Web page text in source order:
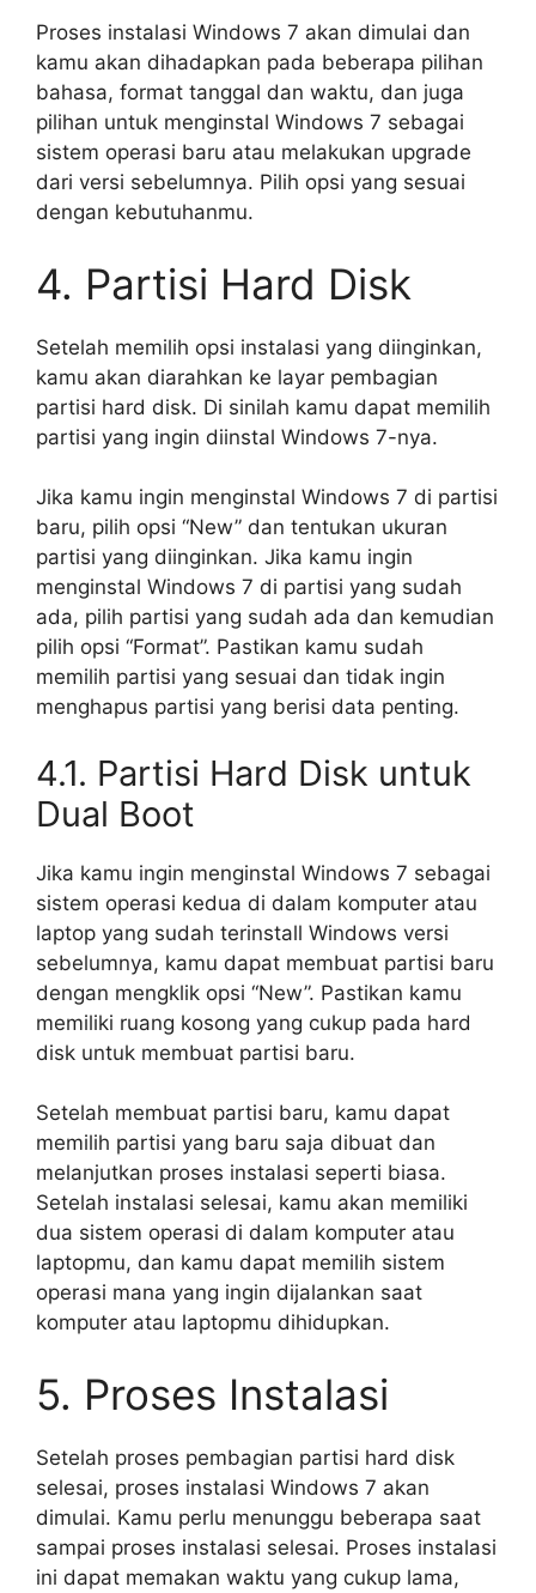
Proses instalasi Windows 7 akan dimulai dan
kamu akan dihadapkan pada beberapa pilihan
bahasa, format tanggal dan waktu, dan juga
pilihan untuk menginstal Windows 7 sebagai
sistem operasi baru atau melakukan upgrade
dari versi sebelumnya. Pilih opsi yang sesuai
dengan kebutuhanmu.
4. Partisi Hard Disk
Setelah memilih opsi instalasi yang diinginkan,
kamu akan diarahkan ke layar pembagian
partisi hard disk. Di sinilah kamu dapat memilih
partisi yang ingin diinstal Windows 7-nya.
Jika kamu ingin menginstal Windows 7 di partisi
baru, pilih opsi “New” dan tentukan ukuran
partisi yang diinginkan. Jika kamu ingin
menginstal Windows 7 di partisi yang sudah
ada, pilih partisi yang sudah ada dan kemudian
pilih opsi “Format”. Pastikan kamu sudah
memilih partisi yang sesuai dan tidak ingin
menghapus partisi yang berisi data penting.
4.1. Partisi Hard Disk untuk
Dual Boot
Jika kamu ingin menginstal Windows 7 sebagai
sistem operasi kedua di dalam komputer atau
laptop yang sudah terinstall Windows versi
sebelumnya, kamu dapat membuat partisi baru
dengan mengklik opsi “New”. Pastikan kamu
memiliki ruang kosong yang cukup pada hard
disk untuk membuat partisi baru.
Setelah membuat partisi baru, kamu dapat
memilih partisi yang baru saja dibuat dan
melanjutkan proses instalasi seperti biasa.
Setelah instalasi selesai, kamu akan memiliki
dua sistem operasi di dalam komputer atau
laptopmu, dan kamu dapat memilih sistem
operasi mana yang ingin dijalankan saat
komputer atau laptopmu dihidupkan.
5. Proses Instalasi
Setelah proses pembagian partisi hard disk
selesai, proses instalasi Windows 7 akan
dimulai. Kamu perlu menunggu beberapa saat
sampai proses instalasi selesai. Proses instalasi
ini dapat memakan waktu yang cukup lama,